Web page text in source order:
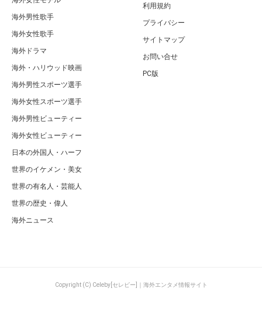
関連するキーワード
生き残り 映画 その後
世界の歴史・偉人
残りやその後・現在・映画まとめ
海外有名人全般 キーワード一覧